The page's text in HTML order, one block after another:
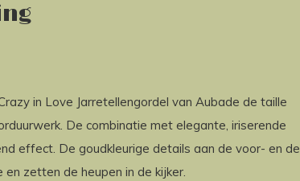
in Love Jarretellengordel van Aubade de taille
De combinatie met elegante, iriserende
effect. De goudkleurige details aan de voor- en de
zetten de heupen in de kijker.